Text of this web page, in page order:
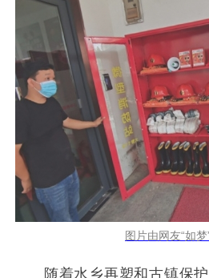
图片由网友“如梦
随着水乡再塑和古镇保